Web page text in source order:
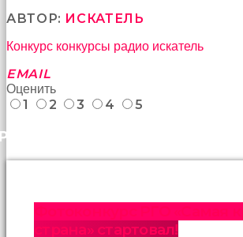
oda
onu
başladım
brazzers
Onu
АВТОР: ИСКАТЕЛЬ
Конкурс конкурсы радио искатель
EMAIL
Оценить
1
2 3 4 5
страна» стартовал!